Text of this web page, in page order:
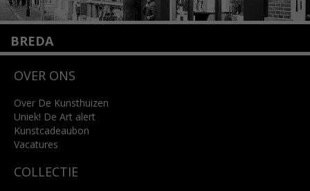
BREDA
4818 SB Breda
info@kunsthuisbreda.nl
Lees meer
OVER ONS
Over De Kunsthuizen
Uniek! De Art alert
Kunstcadeaubon
Vacatures
COLLECTIE